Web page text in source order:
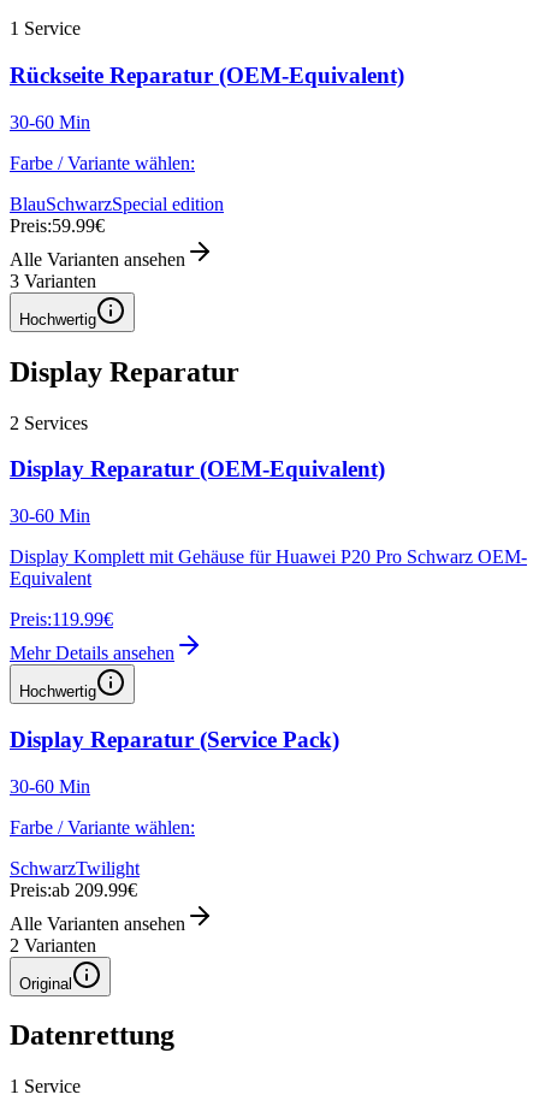
1 Service
Rückseite Reparatur (OEM-Equivalent)
30-60 Min
Farbe / Variante wählen:
BlauSchwarzSpecial edition
Preis:59.99€
Alle Varianten ansehen
3 Varianten
Hochwertig
Display Reparatur
2 Services
Display Reparatur (OEM-Equivalent)
30-60 Min
Display Komplett mit Gehäuse für Huawei P20 Pro Schwarz OEM-
Equivalent
Preis:119.99€
Mehr Details ansehen
Hochwertig
Display Reparatur (Service Pack)
30-60 Min
Farbe / Variante wählen:
SchwarzTwilight
Preis:ab 209.99€
Alle Varianten ansehen
2 Varianten
Original
Datenrettung
1 Service